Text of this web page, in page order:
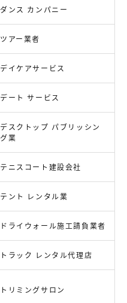
ダンス カンパニー
ツアー業者
デイケアサービス
デート サービス
デスクトップ パブリッシン
グ業
テニスコート建設会社
テント レンタル業
ドライウォール施工請負業者
トラック レンタル代理店
トリミングサロン